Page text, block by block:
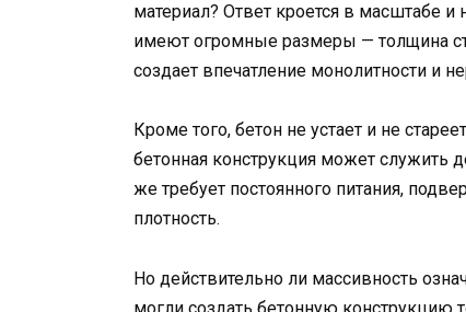
материал? Ответ кроется в масштабе и
имеют огромные размеры — толщина
создает впечатление монолитности и
Кроме того, бетон не устает и не
бетонная конструкция может служить
же требует постоянного питания,
плотность.
Но действительно ли массивность
могли создать бетонную конструкцию